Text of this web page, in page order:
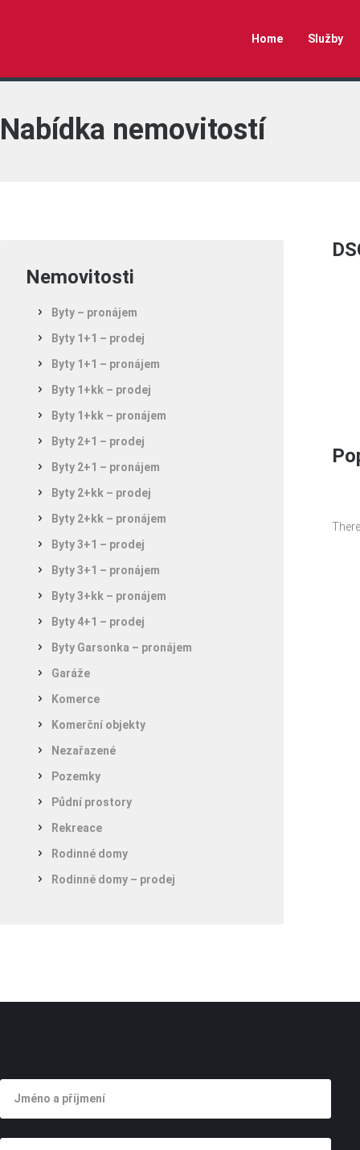
Home Služby
Nabídka nemovitostí
Nemovitosti
Byty – pronájem
Byty 1+1 – prodej
Byty 1+1 – pronájem
Byty 1+kk – prodej
Byty 1+kk – pronájem
Byty 2+1 – prodej
Byty 2+1 – pronájem
Byty 2+kk – prodej
Byty 2+kk – pronájem
Byty 3+1 – prodej
Byty 3+1 – pronájem
Byty 3+kk – pronájem
Byty 4+1 – prodej
Byty Garsonka – pronájem
Garáže
Komerce
Komerční objekty
Nezařazené
Pozemky
Půdní prostory
Rekreace
Rodinné domy
Rodinné domy – prodej